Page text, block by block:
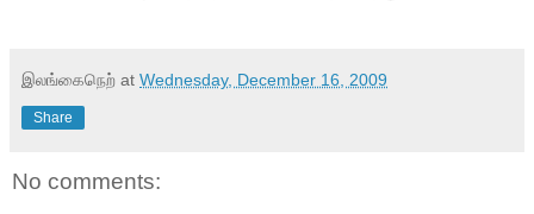
இலங்கைநெற் at Wednesday, December 16, 2009
Share
No comments: